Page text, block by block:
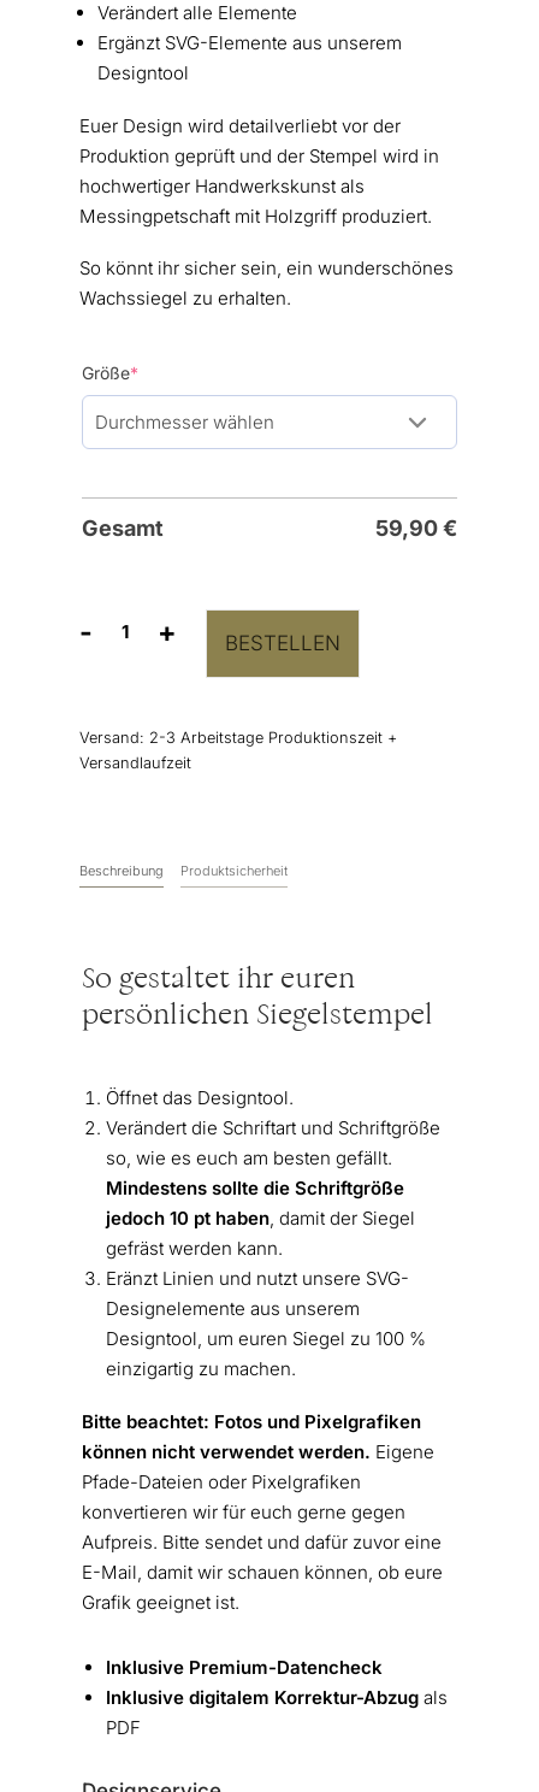
Verändert alle Elemente
Ergänzt SVG-Elemente aus unserem
Designtool
Euer Design wird detailverliebt vor der
Produktion geprüft und der Stempel wird in
hochwertiger Handwerkskunst als
Messingpetschaft mit Holzgriff produziert.
So könnt ihr sicher sein, ein wunderschönes
Wachssiegel zu erhalten.
Größe*(required)
Gesamt 59,90€
-
Siegelstempel
Menge
+ BESTELLEN
Versand: 2-3 Arbeitstage Produktionszeit +
Versandlaufzeit
Beschreibung Produktsicherheit
So gestaltet ihr euren
persönlichen Siegelstempel
Öffnet das Designtool.
Verändert die Schriftart und Schriftgröße
so, wie es euch am besten gefällt.
Mindestens sollte die Schriftgröße
jedoch 10 pt haben, damit der Siegel
gefräst werden kann.
Eränzt Linien und nutzt unsere SVG-
Designelemente aus unserem
Designtool, um euren Siegel zu 100 %
einzigartig zu machen.
Bitte beachtet: Fotos und Pixelgrafiken
können nicht verwendet werden. Eigene
Pfade-Dateien oder Pixelgrafiken
konvertieren wir für euch gerne gegen
Aufpreis. Bitte sendet und dafür zuvor eine
E-Mail, damit wir schauen können, ob eure
Grafik geeignet ist.
Inklusive Premium-Datencheck
Inklusive digitalem Korrektur-Abzugals
PDF